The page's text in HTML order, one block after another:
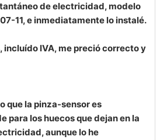
de electricidad, modelo
11, e inmediatamente lo instalé.
incluído IVA, me preció correcto y
que la pinza-sensor es
para los huecos que dejan en la
aunque lo he